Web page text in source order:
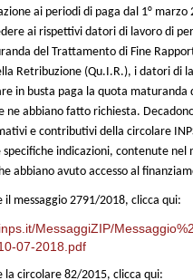
ai periodi di paga dal 1° marzo
ai rispettivi datori di lavoro di
del Trattamento di Fine
Retribuzione (Qu.I.R.), i datori di
in busta paga la quota maturanda
ne abbiano fatto richiesta.
e contributivi della circolare
specifiche indicazioni, contenute nel
abbiano avuto accesso al
il messaggio 2791/2018, clicca qui:
MessaggiZIP/
07-2018.pdf
la circolare 82/2015, clicca qui: